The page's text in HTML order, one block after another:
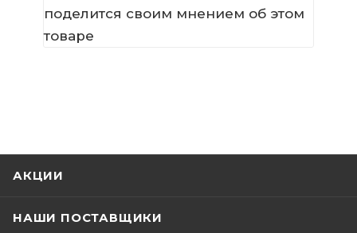
поделится своим мнением об этом
товаре
АКЦИИ
НАШИ ПОСТАВЩИКИ